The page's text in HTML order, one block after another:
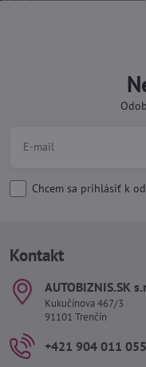
Chcem sa prihlásiť k
Kontakt
AUTOBIZNIS​.SK
Kukučínova 467/3
91101 Trenčín
+421 904 011 055